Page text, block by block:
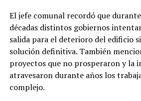
El jefe comunal recordó que
décadas distintos gobiernos
salida para el deterioro del edificio
solución definitiva. También
proyectos que no prosperaron y la
atravesaron durante años los
complejo.